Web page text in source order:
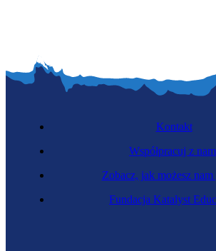
Kontakt
Współpracuj z
Zobacz, jak możesz nam
Fundacja Katalyst